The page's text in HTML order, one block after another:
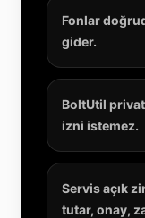
Fonlar
gider.
BoltUtil
izni istemez.
Servis açık
tutar, onay,